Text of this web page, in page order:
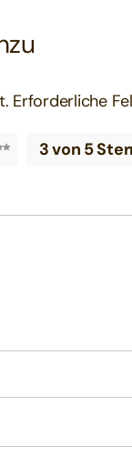
Erforderliche
3 von 5